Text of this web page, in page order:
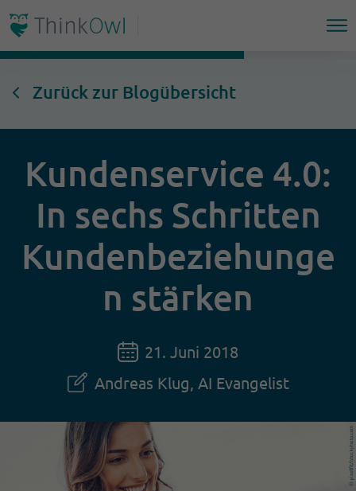
Zurück zur Blogübersicht
Kundenservice 4.0:
In sechs Schritten
Kundenbeziehunge
n stärken
21. Juni 2018
Andreas Klug, AI Evangelist